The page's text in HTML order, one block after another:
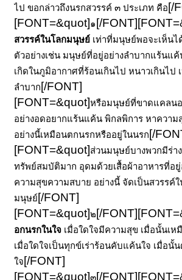
ไป ขอกล่าวถึงนรกสวรรค์ ๓ ประเภท คือ [/
[FONT=&quot]๑ [/FONT]
สวรรค์ในโลกมนุษย์ เท่าที่มนุษย์พอจะเห็น
ตัวอย่างเช่น มนุษย์ที่อยู่อย่างลำบากแร้นแ
เกิดในภูมิอากาศที่ร้อนเกินไป หนาวเกินไป
ลำบาก [/FONT]
[FONT=&quot]หรือมนุษย์ที่ขาดแคลนอ
อย่างอดอยากแร้นแค้น พิกลพิการ หาความ
อย่างนี้เหมือนตกนรกหรืออยู่ในนรก [/
[FONT=&quot]ส่วนมนุษย์บางพวกมีร่า
ทรัพย์สมบัติมาก อุดมด้วยเสื้อผ้าอาหารที่อ
ความสุขความสบาย อย่างนี้ จัดเป็นสวรรค์ใ
มนุษย์ [/FONT]
[FONT=&quot]๒ [/FONT]
อกนรกในใจ เมื่อใดใจมีความสุข เมื่อนั้นเ
เมื่อใดใจเป็นทุกข์เร่าร้อนคับแค้นใจ เมื่อนั้
ใจ [/FONT]
[FONT=&quot]๓[/FONT]